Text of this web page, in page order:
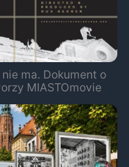
ma. Dokument o
MIASTOmovie